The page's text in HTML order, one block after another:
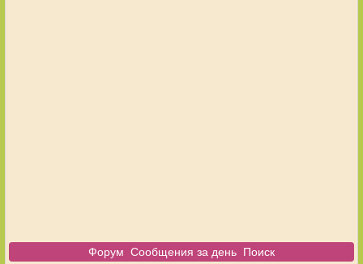
Форум Сообщения за день Поиск